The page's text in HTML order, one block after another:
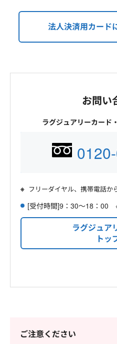
法人決済用カード
お問い
ラグジュアリーカード
フリーダイヤル、携帯電話か
[受付時間]9：30～18：00
ラグジュア
トッ
ご注意ください